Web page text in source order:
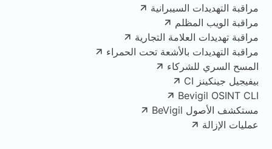
مراقبة التهديدات السيبرانية
مراقبة الويب المظلم
مراقبة تهديدات العلامة التجارية
مراقبة التهديدات بالأشعة تحت الحمراء
المسح السري للشركاء
بيفيجيل جينكينز CI
Bevigil OSINT CLI
مستكشف الأصول BeVigil
عمليات الإزالة